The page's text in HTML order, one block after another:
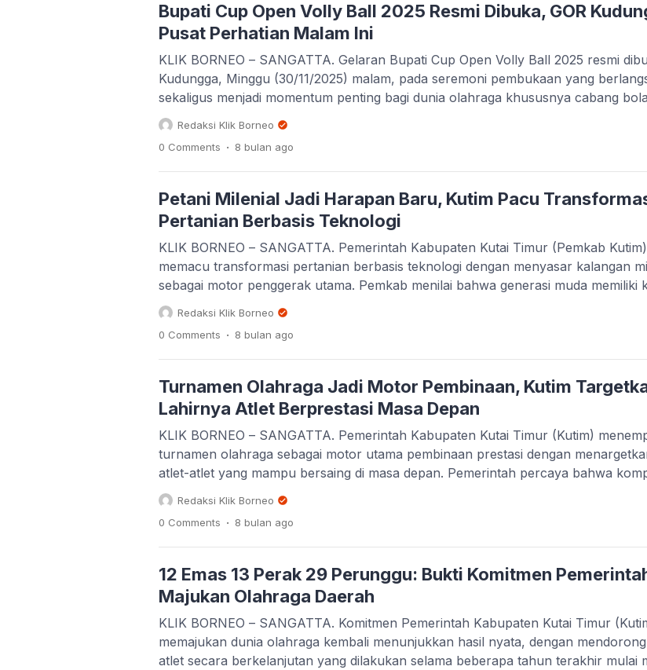
Bupati Cup Open Volly Ball 2025 Resmi Dibuka, GOR
Pusat Perhatian Malam Ini
KLIK BORNEO – SANGATTA. Gelaran Bupati Cup Open Volly Ball 2025 resmi
Kudungga, Minggu (30/11/2025) malam, pada seremoni pembukaan yang
sekaligus menjadi momentum penting bagi dunia olahraga khususnya cabang
Kabupaten Kutai Timur (Kutim). Hadir ratusan penonton, atlet, oficiall, serta
daerah yang memadati tribun pada malam […]
Redaksi Klik Borneo
0 Comments . 8 bulan ago
Petani Milenial Jadi Harapan Baru, Kutim Pacu
Pertanian Berbasis Teknologi
KLIK BORNEO – SANGATTA. Pemerintah Kabupaten Kutai Timur (Pemkab
memacu transformasi pertanian berbasis teknologi dengan menyasar kalangan
sebagai motor penggerak utama. Pemkab menilai bahwa generasi muda memiliki
adaptasi digital yang tinggi sehingga dapat mempercepat modernisasi sektor
Sektor pertanian di Kutim selama ini mengandalkan pola tradisional yang dinilai
cukup […]
Redaksi Klik Borneo
0 Comments . 8 bulan ago
Turnamen Olahraga Jadi Motor Pembinaan, Kutim
Lahirnya Atlet Berprestasi Masa Depan
KLIK BORNEO – SANGATTA. Pemerintah Kabupaten Kutai Timur (Kutim)
turnamen olahraga sebagai motor utama pembinaan prestasi dengan
atlet-atlet yang mampu bersaing di masa depan. Pemerintah percaya bahwa
elemen terpenting dalam mengukur keberhasilan pelatihan yang dilakukan klub,
olahraga, dan komunitas. Bupati Kutim, Ardiansyah Sulaiman, menyatakan bahwa
tidak dapat hanya bergantung […]
Redaksi Klik Borneo
0 Comments . 8 bulan ago
12 Emas 13 Perak 29 Perunggu: Bukti Komitmen
Majukan Olahraga Daerah
KLIK BORNEO – SANGATTA. Komitmen Pemerintah Kabupaten Kutai Timur
memajukan dunia olahraga kembali menunjukkan hasil nyata, dengan
atlet secara berkelanjutan yang dilakukan selama beberapa tahun terakhir mulai